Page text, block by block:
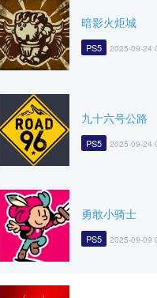
暗影火炬城
PS5 2025-09-24
九十六号公路
PS5 2025-09-24
勇敢小骑士
PS5 2025-09-09